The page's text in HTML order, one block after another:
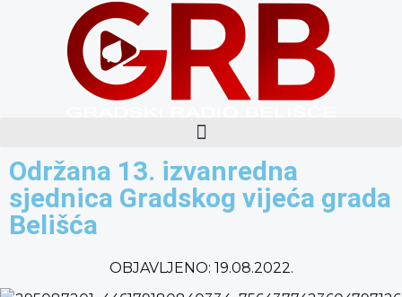
Održana 13. izvanredna
sjednica Gradskog vijeća grada
Belišća
OBJAVLJENO: 19.08.2022.